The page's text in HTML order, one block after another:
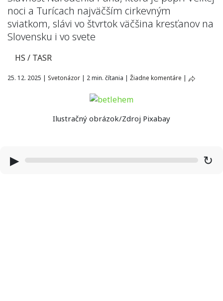
noci a Turícach najväčším cirkevným
sviatkom, slávi vo štvrtok väčšina kresťanov na
Slovensku i vo svete
HS / TASR
25. 12. 2025 | Svetonázor | 2 min. čítania | Žiadne komentáre |
Ilustračný obrázok/Zdroj Pixabay
▶ ↻